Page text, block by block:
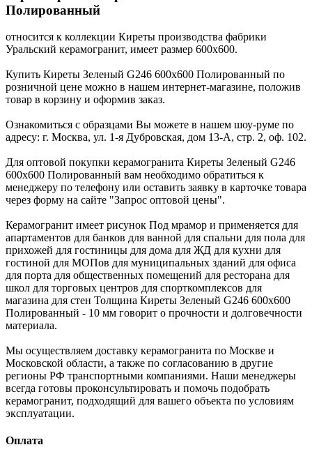
Полированный
относится к коллекции Киреты производства фабрики
Уральский керамогранит, имеет размер 600x600.
Купить Киреты Зеленый G246 600x600 Полированный по
розничной цене можно в нашем интернет-магазине, положив
товар в корзину и оформив заказ.
Ознакомиться с образцами Вы можете в нашем шоу-руме по
адресу: г. Москва, ул. 1-я Дубровская, дом 13-А, стр. 2, оф. 102.
Для оптовой покупки керамогранита Киреты Зеленый G246
600x600 Полированный вам необходимо обратиться к
менеджеру по телефону или оставить заявку в карточке товара
через форму на сайте "Запрос оптовой цены".
Керамогранит имеет рисунок Под мрамор и применяется для
апартаментов для банков для ванной для спальни для пола для
прихожей для гостиницы для дома для ЖД для кухни для
гостиной для МОПов для муниципальных зданий для офиса
для порта для общественных помещений для ресторана для
школ для торговых центров для спорткомплексов для
магазина для стен Толщина Киреты Зеленый G246 600x600
Полированный - 10 мм говорит о прочности и долговечности
материала.
Мы осуществляем доставку керамогранита по Москве и
Московской области, а также по согласованию в другие
регионы РФ транспортными компаниями. Наши менеджеры
всегда готовы проконсультировать и помочь подобрать
керамогранит, подходящий для вашего объекта по условиям
эксплуатации.
Оплата